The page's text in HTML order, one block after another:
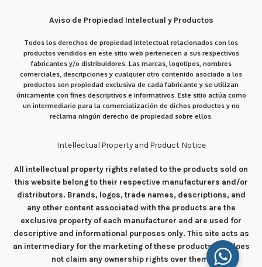
Aviso de Propiedad Intelectual y Productos
Todos los derechos de propiedad intelectual relacionados con los
productos vendidos en este sitio web pertenecen a sus respectivos
fabricantes y/o distribuidores. Las marcas, logotipos, nombres
comerciales, descripciones y cualquier otro contenido asociado a los
productos son propiedad exclusiva de cada fabricante y se utilizan
únicamente con fines descriptivos e informativos. Este sitio actúa como
un intermediario para la comercialización de dichos productos y no
reclama ningún derecho de propiedad sobre ellos.
Intellectual Property and Product Notice
All intellectual property rights related to the products sold on
this website belong to their respective manufacturers and/or
distributors. Brands, logos, trade names, descriptions, and
any other content associated with the products are the
exclusive property of each manufacturer and are used for
descriptive and informational purposes only. This site acts as
an intermediary for the marketing of these products and does
not claim any ownership rights over them.